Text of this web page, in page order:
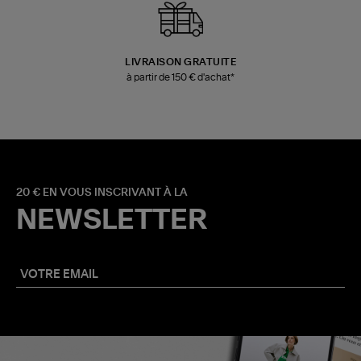
LIVRAISON GRATUITE
à partir de 150 € d'achat*
20 € EN VOUS INSCRIVANT À LA
NEWSLETTER